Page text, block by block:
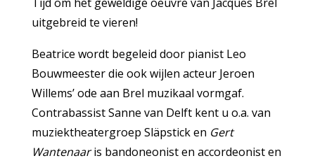
uitgebreid te vieren!
Beatrice wordt begeleid door pianist Leo
Bouwmeester die ook wijlen acteur Jeroen
Willems’ ode aan Brel muzikaal vormgaf.
Contrabassist Sanne van Delft kent u o.a. van
muziektheatergroep Släpstick en Gert
Wantenaaris bandoneonist en accordeonist en